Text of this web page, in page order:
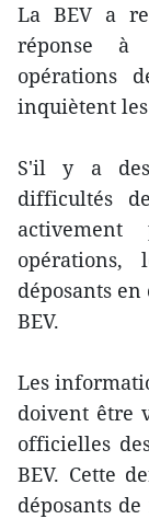
La BEV a
réponse à
opérations
inquiètent
S'il y a des
difficultés
déposants
BEV.
Les
doivent être
officielles
BEV. Cette
déposants